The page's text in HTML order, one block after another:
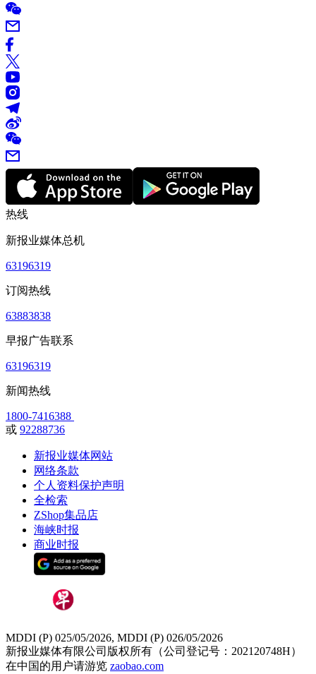
热线
新报业媒体总机
63196319
订阅热线
63883838
早报广告联系
63196319
新闻热线
1800-7416388
或 92288736
新报业媒体网站
网络条款
个人资料保护声明
全检索
ZShop集品店
海峡时报
商业时报
MDDI (P) 025/05/2026, MDDI (P) 026/05/2026
新报业媒体有限公司版权所有（公司登记号：202120748H）
在中国的用户请游览 zaobao.com